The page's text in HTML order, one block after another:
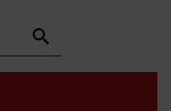
Szukaj